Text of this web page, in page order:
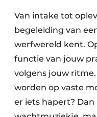
Van intake tot
begeleiding van
werfwereld kent.
functie van jouw
volgens jouw
worden op vaste
er iets hapert?